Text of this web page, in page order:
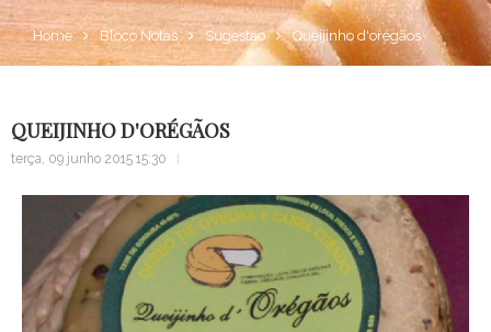
Alma... Sugestão
Contacte
Home
Bloco Notas Sugestao Queijinho d'orégãos
QUEIJINHO D'ORÉGÃOS
terça, 09 junho 2015 15:30